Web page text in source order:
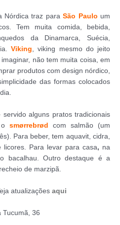
Nórdica traz paraSão Paulo um
Tem muita comida, bebida,
da Dinamarca, Suécia,
Viking, viking mesmo do jeito
não tem muita coisa, em
produtos com design nórdico,
das formas colocados
alguns pratos tradicionais
o smørrebrød
com salmão (um
Para beber, tem aquavit, cidra,
licores. Para levar para casa, na
bacalhau. Outro destaque é a
de marzipã.
atualizações aqui
Tucumã, 36